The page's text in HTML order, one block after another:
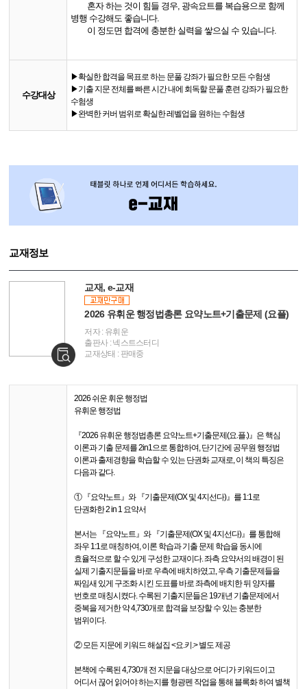
혼자 하는 것이 힘들 경우, 광속요트를 복습용으로 함께
병행 수강해도 좋습니다.
이 정도면 합격에 충분한 실력을 쌓으실 수 있습니다.
수강대상
▶확실한 합격을 목표로 하는 문풀 강좌가 필요한 모든 수험생
▶기출 지문 전체를 빠른 시간 내에 회독할 문풀 훈련 강좌가 필요한
수험생
▶완벽한 커버 범위로 확실한 레벨업을 원하는 수험생
교재정보
교재, e-교재
2026 유휘운 행정법총론 요약노트+기출문제 (요플)
저자 : 유휘운
출판사 : 넥스트스터디
교재상태 : 판매중
2026 쉬운 휘운 행정법
유휘운 행정법
『2026 유휘운 행정법총론 요약노트+기출문제(요.플.)』은 핵심
이론과 기출 문제를 2in1으로 통합하여, 단기간에 공무원 행정법
이론과 출제경향을 학습할 수 있는 단권화 교재로, 이 책의 특징은
다음과 같다.
① 『요약노트』와 『기출문제(OX 및 4지선다)』를 1:1로
단권화한 2 in 1 요약서
본서는 『요약노트』와 『기출문제(OX 및 4지선다)』를 통합해
좌우 1:1로 매칭하여, 이론 학습과 기출 문제 학습을 동시에
효율적으로 할 수 있게 구성한 교재이다. 좌측 요약서의 배경이 된
실제 기출지문들을 바로 우측에 배치하였고, 우측 기출문제들을
짜임새 있게 구조화 시킨 도표를 바로 좌측에 배치한 뒤 양자를
번호로 매칭시켰다. 수록된 기출지문들은 19개년 기출문제에서
중복을 제거한 약 4,730개로 합격을 보장할 수 있는 충분한
범위이다.
② 모든 지문에 키워드 해설집 <요.키.> 별도 제공
본책에 수록된 4,730개 전 지문을 대상으로 어디가 키워드이고
어디서 끊어 읽어야 하는지를 형광펜 작업을 통해 블록화 하여 별책